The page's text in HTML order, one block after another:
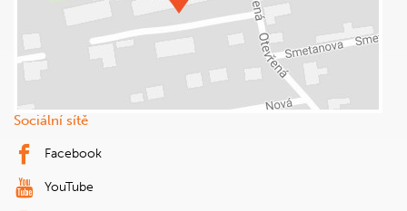
Sociální sítě
Facebook
YouTube